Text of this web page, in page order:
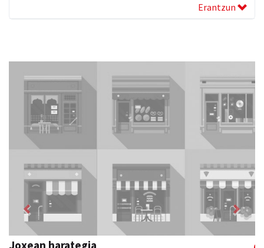
Erantzun
Zizurkilgo Udala
Zizurkil - Udaletxeak
Previous Next